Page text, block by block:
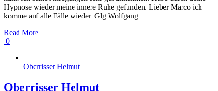
Hypnose wieder meine innere Ruhe gefunden. Lieber Marco ich
komme auf alle Fälle wieder. Glg Wolfgang
Read More
0
Oberrisser Helmut
Oberrisser Helmut